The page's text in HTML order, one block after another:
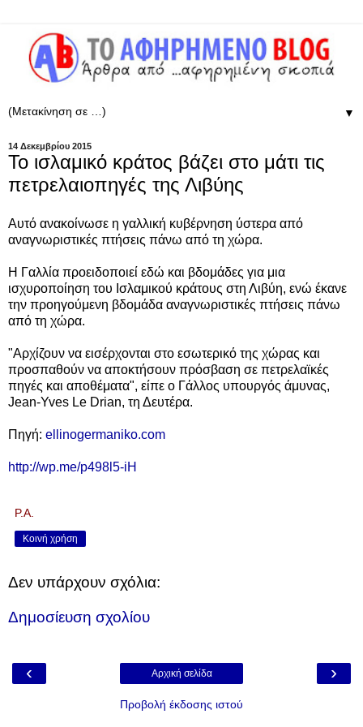
▼
14 Δεκεμβρίου 2015
Το ισλαμικό κράτος βάζει στο μάτι τις
πετρελαιοπηγές της Λιβύης
Αυτό ανακοίνωσε η γαλλική κυβέρνηση ύστερα από
αναγνωριστικές πτήσεις πάνω από τη χώρα.
Η Γαλλία προειδοποιεί εδώ και βδομάδες για μια
ισχυροποίηση του Ισλαμικού κράτους στη Λιβύη, ενώ έκανε
την προηγούμενη βδομάδα αναγνωριστικές πτήσεις πάνω
από τη χώρα.
"Αρχίζουν να εισέρχονται στο εσωτερικό της χώρας και
προσπαθούν να αποκτήσουν πρόσβαση σε πετρελαϊκές
πηγές και αποθέματα", είπε ο Γάλλος υπουργός άμυνας,
Jean-Yves Le Drian, τη Δευτέρα.
Πηγή: ellinogermaniko.com
http://wp.me/p498l5-iH
P.A.
Κοινή χρήση
Δεν υπάρχουν σχόλια:
Δημοσίευση σχολίου
‹ ›
Αρχική σελίδα
Προβολή έκδοσης ιστού